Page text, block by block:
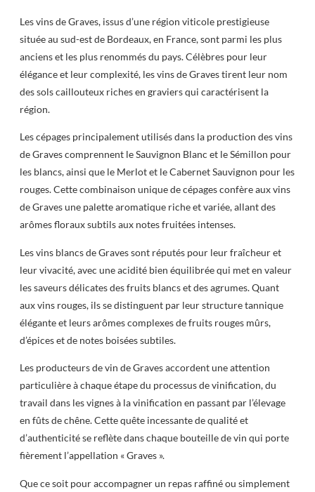
Les vins de Graves, issus d’une région viticole prestigieuse
située au sud-est de Bordeaux, en France, sont parmi les plus
anciens et les plus renommés du pays. Célèbres pour leur
élégance et leur complexité, les vins de Graves tirent leur nom
des sols caillouteux riches en graviers qui caractérisent la
région.
Les cépages principalement utilisés dans la production des vins
de Graves comprennent le Sauvignon Blanc et le Sémillon pour
les blancs, ainsi que le Merlot et le Cabernet Sauvignon pour les
rouges. Cette combinaison unique de cépages confère aux vins
de Graves une palette aromatique riche et variée, allant des
arômes floraux subtils aux notes fruitées intenses.
Les vins blancs de Graves sont réputés pour leur fraîcheur et
leur vivacité, avec une acidité bien équilibrée qui met en valeur
les saveurs délicates des fruits blancs et des agrumes. Quant
aux vins rouges, ils se distinguent par leur structure tannique
élégante et leurs arômes complexes de fruits rouges mûrs,
d’épices et de notes boisées subtiles.
Les producteurs de vin de Graves accordent une attention
particulière à chaque étape du processus de vinification, du
travail dans les vignes à la vinification en passant par l’élevage
en fûts de chêne. Cette quête incessante de qualité et
d’authenticité se reflète dans chaque bouteille de vin qui porte
fièrement l’appellation « Graves ».
Que ce soit pour accompagner un repas raffiné ou simplement